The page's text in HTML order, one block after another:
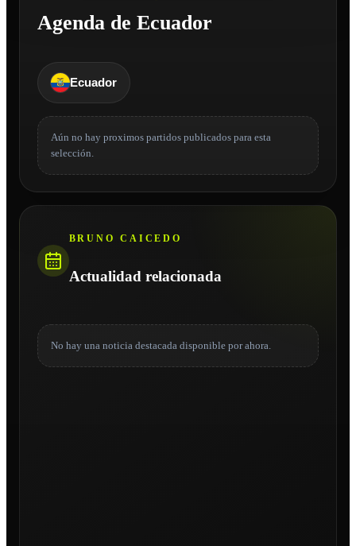
Agenda de Ecuador
Ecuador
Aún no hay proximos partidos publicados para esta
selección.
BRUNO CAICEDO
Actualidad relacionada
No hay una noticia destacada disponible por ahora.